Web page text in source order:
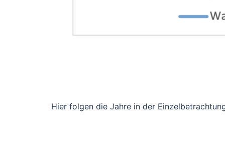
Hier folgen die Jahre in der